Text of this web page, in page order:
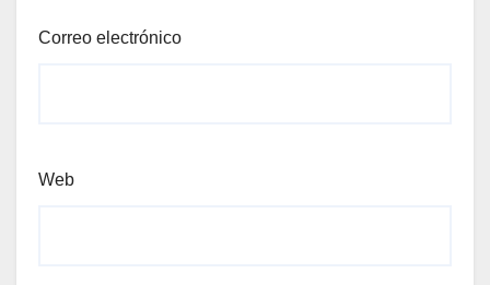
Correo electrónico
Web